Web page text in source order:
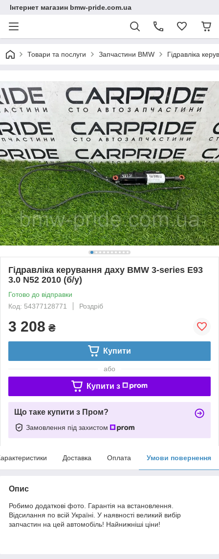
Інтернет магазин bmw-pride.com.ua
Товари та послуги Запчастини BMW Гідравліка
Гідравліка керування даху BMW 3-series E93
3.0 N52 2010 (б/у)
Готово до відправки
Код: 54377128771
Роздріб
3 208 ₴
Купити
або
Купити з
Що таке купити з Пром?
Замовлення під захистом
Доставка Оплата Умови повернення
Опис
Робимо додаткові фото. Гарантія на встановлення.
Відсилання по всій Україні. У наявності великий вибір
запчастин на цей автомобіль! Найнижніші ціни!